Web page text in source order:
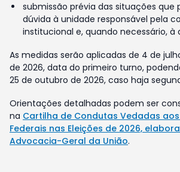
submissão prévia das situações que
dúvida à unidade responsável pela
institucional e, quando necessário, à
As medidas serão aplicadas de 4 de
de 2026, data do primeiro turno,
25 de outubro de 2026, caso haja
Orientações detalhadas podem ser
na Cartilha de Condutas Vedadas
Federais nas Eleições de 2026,
Advocacia-Geral da União.